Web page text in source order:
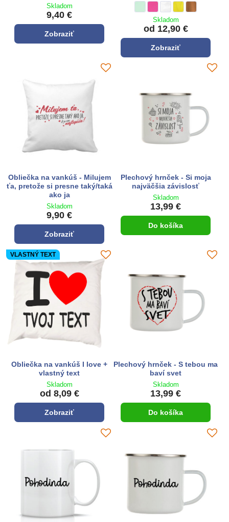
Skladom
9,40 €
Zobraziť
Skladom
od 12,90 €
Zobraziť
Obliečka na vankúš - Milujem
ťa, pretože si presne taký/taká
ako ja
Skladom
9,90 €
Zobraziť
Plechový hrnček - Si moja
najväčšia závislosť
Skladom
13,99 €
Do košíka
VLASTNÝ TEXT
Obliečka na vankúš I love +
vlastný text
Skladom
od 8,09 €
Zobraziť
Plechový hrnček - S tebou ma
baví svet
Skladom
13,99 €
Do košíka